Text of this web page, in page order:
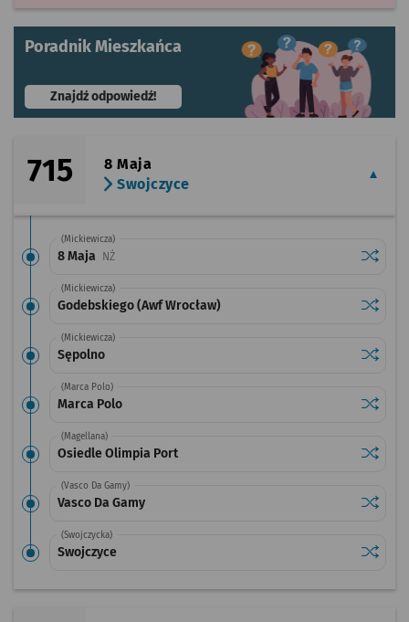
Poradnik Mieszkańca
Znajdź odpowiedź!- otworzy się w nowej karcie
715
8 Maja
Swojczyce
(Mickiewicza)
8 Maja NŻPrzystanek na życzenie
(Mickiewicza)
Godebskiego (Awf Wrocław)
(Mickiewicza)
Sępolno
(Marca Polo)
Marca Polo
(Magellana)
Osiedle Olimpia Port
(Vasco Da Gamy)
Vasco Da Gamy
(Swojczycka)
Swojczyce